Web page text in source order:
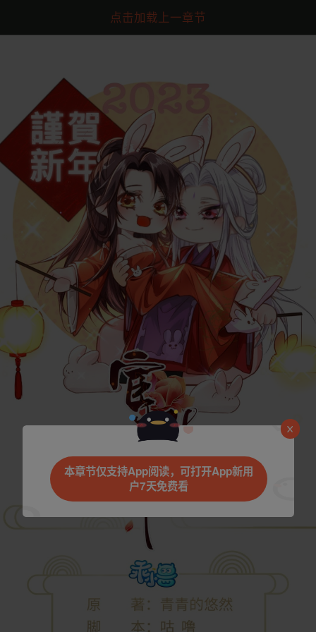
点击加载上一章节
本章节仅支持App阅读，可打开App新用
户7天免费看
是否前往腾漫App继续阅读
立即前往